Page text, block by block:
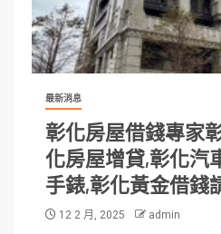
最新消息
彰化房屋借錢專家
化房屋增貸,彰化汽
手錶,彰化黃金借錢
12 2 月, 2025 admin